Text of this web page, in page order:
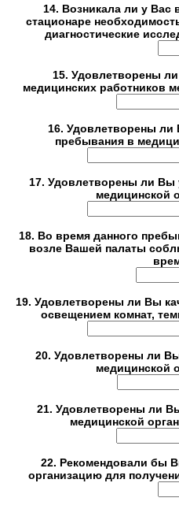
14. Возникала ли у
стационаре
диагностические
15. Удовлетворены
медицинских работников
16. Удовлетворены
пребывания в
17. Удовлетворены ли
медицинской
18. Во время данного
возле Вашей палаты
19. Удовлетворены ли Вы
освещением комнат,
20. Удовлетворены ли
медицинской
21. Удовлетворены ли
медицинской
22. Рекомендовали бы
организацию для